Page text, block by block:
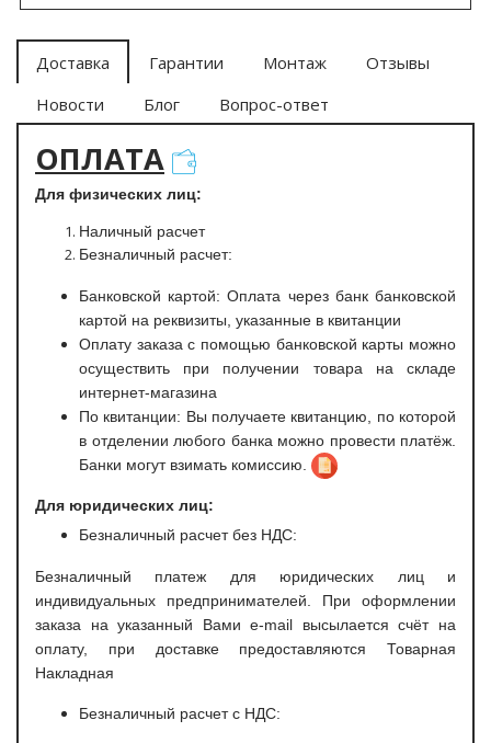
Доставка Гарантии Монтаж
Отзывы
Новости
Блог Вопрос-ответ
ОПЛАТА
Для физических лиц:
Наличный расчет
Безналичный расчет:
Банковской картой: Оплата через банк банковской
картой на реквизиты, указанные в квитанции
Оплату заказа с помощью банковской карты можно
осуществить при получении товара на складе
интернет-магазина
По квитанции: Вы получаете квитанцию, по которой
в отделении любого банка можно провести платёж.
Банки могут взимать комиссию.
Для юридических лиц:
Безналичный расчет без НДС:
Безналичный платеж для юридических лиц и
индивидуальных предпринимателей. При оформлении
заказа на указанный Вами e-mail высылается счёт на
оплату, при доставке предоставляются Товарная
Накладная
Безналичный расчет с НДС: